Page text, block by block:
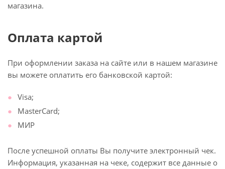
магазина.
Оплата картой
При оформлении заказа на сайте или в нашем магазине
вы можете оплатить его банковской картой:
Visa;
MasterCard;
МИР
После успешной оплаты Вы получите электронный чек.
Информация, указанная на чеке, содержит все данные о